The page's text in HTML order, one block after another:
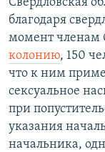
благодаря
момент
колонию, 150
что к ним
сексуальное
при
указания
начальника,